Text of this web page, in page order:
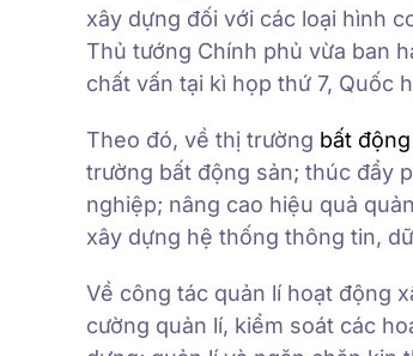
xây dựng đối với các loại hình
Thủ tướng Chính phủ vừa ban
chất vấn tại kì họp thứ 7, Quốc
Theo đó, về thị trường bất
trường bất động sản; thúc đẩy
nghiệp; nâng cao hiệu quả
xây dựng hệ thống thông tin,
Về công tác quản lí hoạt động
cường quản lí, kiểm soát các